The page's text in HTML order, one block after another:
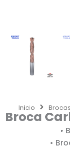
Inicio
Broca
•
•